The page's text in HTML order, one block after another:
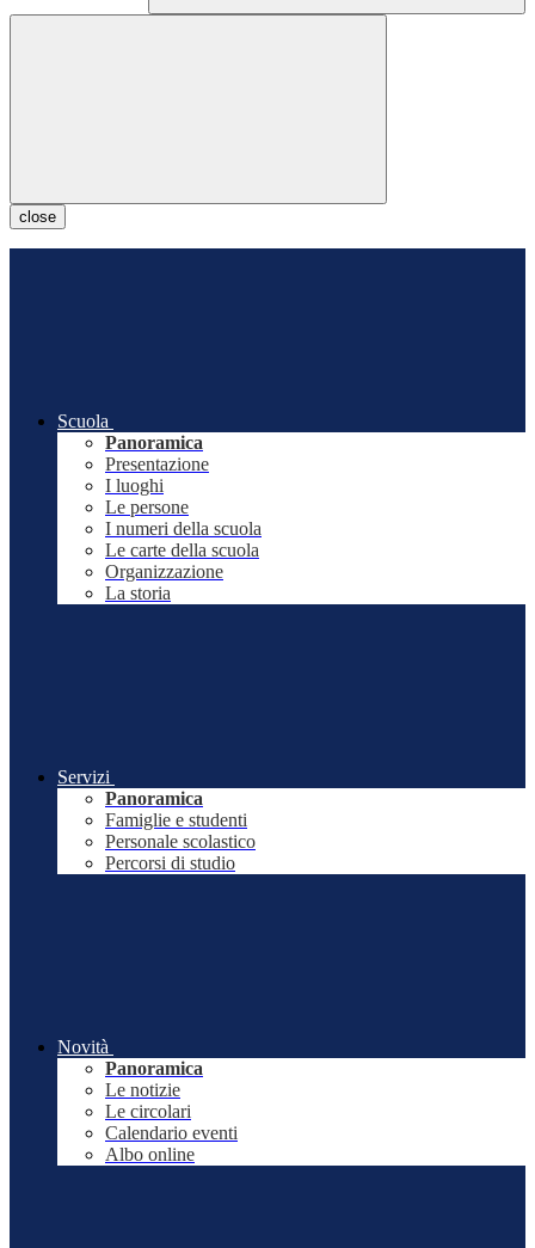
close
Scuola
Panoramica
Presentazione
I luoghi
Le persone
I numeri della scuola
Le carte della scuola
Organizzazione
La storia
Servizi
Panoramica
Famiglie e studenti
Personale scolastico
Percorsi di studio
Novità
Panoramica
Le notizie
Le circolari
Calendario eventi
Albo online